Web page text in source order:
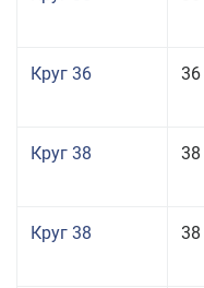
Круг 36 36
Круг 38 38
Круг 38 38